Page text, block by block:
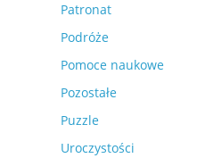
Patronat
Podróże
Pomoce naukowe
Pozostałe
Puzzle
Uroczystości